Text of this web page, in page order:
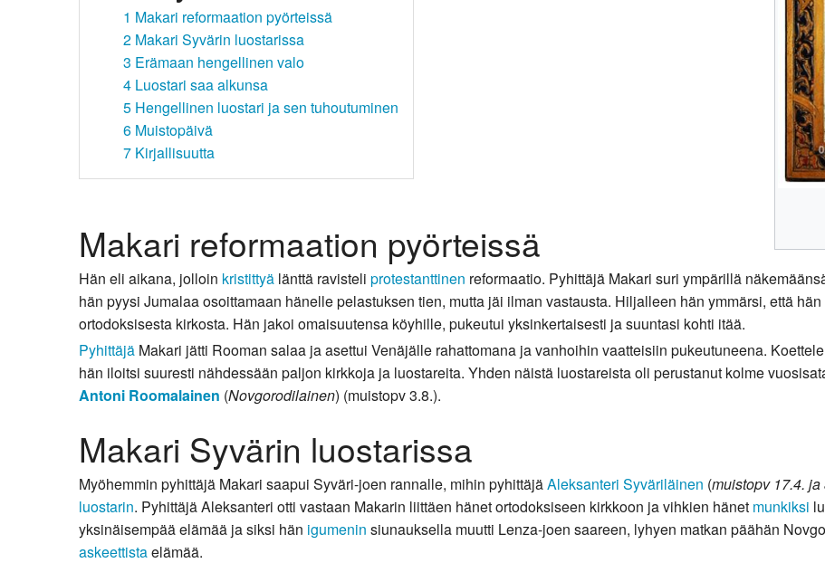
Kirkkoon liittyminen
1 Makari reformaation pyörteissä
2 Makari Syvärin luostarissa
3 Erämaan hengellinen valo
4 Luostari saa alkunsa
5 Hengellinen luostari ja sen tuhoutuminen
6 Muistopäivä
7 Kirjallisuutta
Makari reformaation pyörteissä
Hän eli aikana, jolloin kristittyä länttä ravisteli protestanttinen reformaatio. Pyhittäjä Makari suri ympärillä
hän pyysi Jumalaa osoittamaan hänelle pelastuksen tien, mutta jäi ilman vastausta. Hiljalleen hän ymmärsi, että
ortodoksisesta kirkosta. Hän jakoi omaisuutensa köyhille, pukeutui yksinkertaisesti ja suuntasi kohti itää.
Pyhittäjä Makari jätti Rooman salaa ja asettui Venäjälle rahattomana ja vanhoihin vaatteisiin pukeutuneena.
hän iloitsi suuresti nähdessään paljon kirkkoja ja luostareita. Yhden näistä luostareista oli perustanut kolme
Antoni Roomalainen (Novgorodilainen) (muistopv 3.8.).
Makari Syvärin luostarissa
Myöhemmin pyhittäjä Makari saapui Syväri-joen rannalle, mihin pyhittäjäAleksanteri Syväriläinen (muistopv 17.4. ja
luostarin. Pyhittäjä Aleksanteri otti vastaan Makarin liittäen hänet ortodoksiseen kirkkoon ja vihkien hänet munkiksi
yksinäisempää elämää ja siksi hän igumenin siunauksella muutti Lenza-joen saareen, lyhyen matkan päähän
askeettistaelämää.